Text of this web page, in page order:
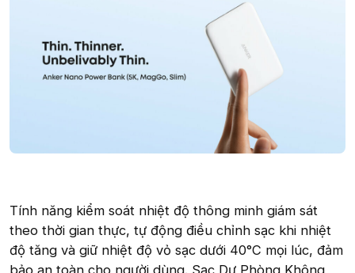
Tính năng kiểm soát nhiệt độ thông minh giám sát
theo thời gian thực, tự động điều chỉnh sạc khi nhiệt
độ tăng và giữ nhiệt độ vỏ sạc dưới 40°C mọi lúc, đảm